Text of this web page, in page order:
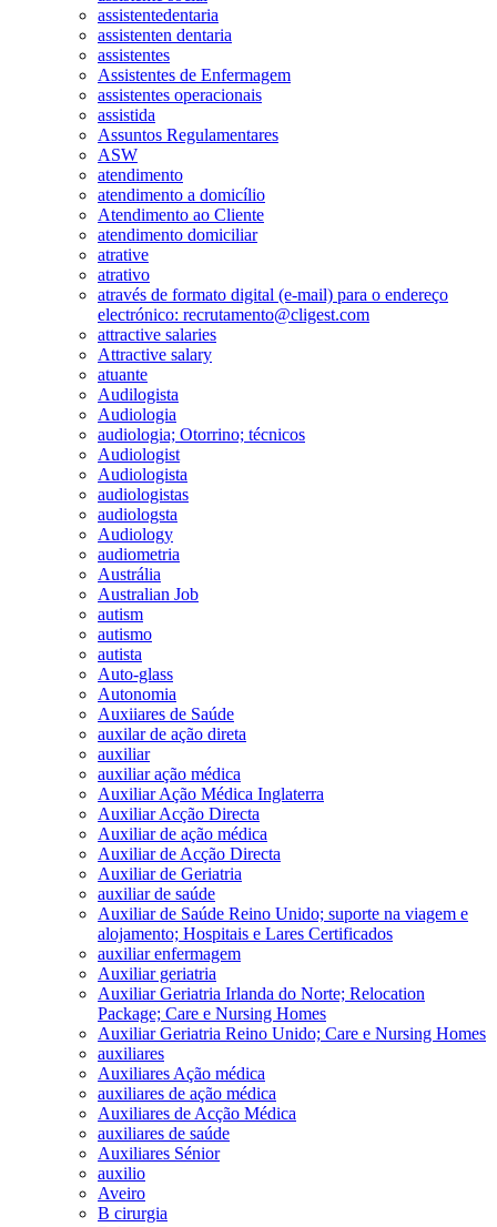
assistentedentaria
assistenten dentaria
assistentes
Assistentes de Enfermagem
assistentes operacionais
assistida
Assuntos Regulamentares
ASW
atendimento
atendimento a domicílio
Atendimento ao Cliente
atendimento domiciliar
atrative
atrativo
através de formato digital (e-mail) para o endereço
electrónico: recrutamento@cligest.com
attractive salaries
Attractive salary
atuante
Audilogista
Audiologia
audiologia; Otorrino; técnicos
Audiologist
Audiologista
audiologistas
audiologsta
Audiology
audiometria
Austrália
Australian Job
autism
autismo
autista
Auto-glass
Autonomia
Auxiiares de Saúde
auxilar de ação direta
auxiliar
auxiliar ação médica
Auxiliar Ação Médica Inglaterra
Auxiliar Acção Directa
Auxiliar de ação médica
Auxiliar de Acção Directa
Auxiliar de Geriatria
auxiliar de saúde
Auxiliar de Saúde Reino Unido; suporte na viagem e
alojamento; Hospitais e Lares Certificados
auxiliar enfermagem
Auxiliar geriatria
Auxiliar Geriatria Irlanda do Norte; Relocation
Package; Care e Nursing Homes
Auxiliar Geriatria Reino Unido; Care e Nursing Homes
auxiliares
Auxiliares Ação médica
auxiliares de ação médica
Auxiliares de Acção Médica
auxiliares de saúde
Auxiliares Sénior
auxilio
Aveiro
B cirurgia